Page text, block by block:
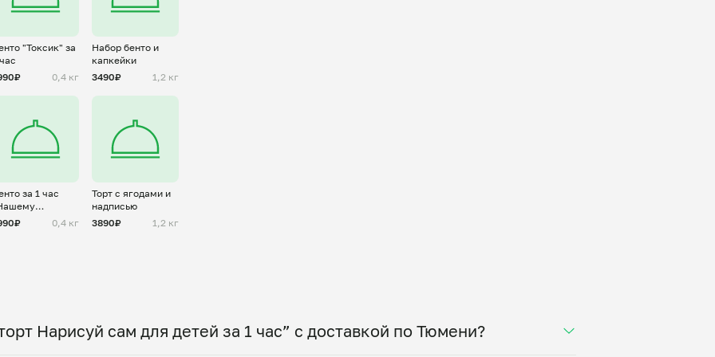
"Токсик" за
0,4 кг
Набор бенто и
капкейки
3490₽
1,2 кг
за 1 час
для
0,4 кг
Торт с ягодами и
надписью
3890₽
1,2 кг
Нарисуй сам для детей за 1 час” с доставкой по Тюмени?